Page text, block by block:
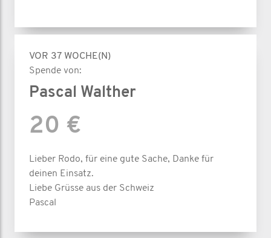
VOR 37 WOCHE(N)
Spende von:
Pascal Walther
20 €
Lieber Rodo, für eine gute Sache, Danke für
deinen Einsatz.
Liebe Grüsse aus der Schweiz
Pascal